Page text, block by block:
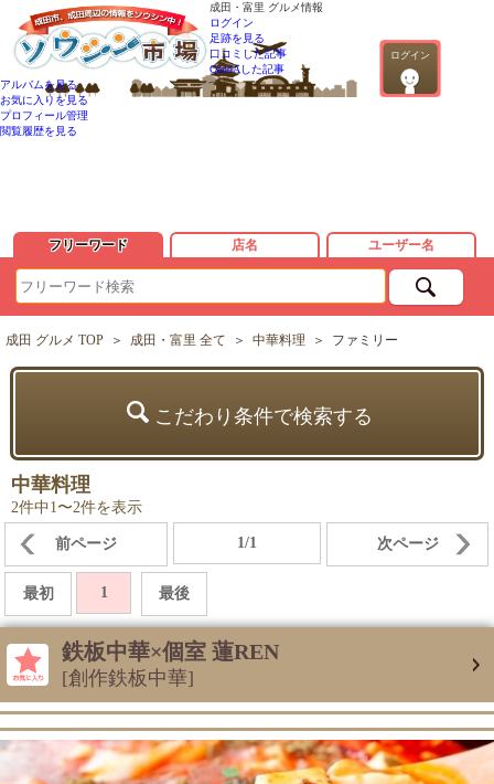
成田・富里 グルメ情報
ログイン
ログイン
足跡を見る
口コミした記事
QandAした記事
アルバムを見る
お気に入りを見る
プロフィール管理
閲覧履歴を見る
フリーワード 店名 ユーザー名
成田 グルメ TOP ＞ 成田・富里 全て ＞ 中華料理 ＞ ファミリー
こだわり条件で検索する
中華料理
2件中1〜2件を表示
前ページ 1/1 次ページ
最初 1 最後
鉄板中華×個室 蓮REN
[創作鉄板中華]